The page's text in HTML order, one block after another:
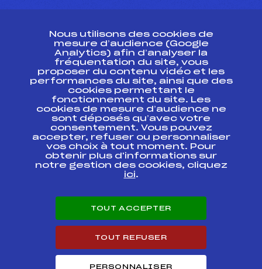
Ressources
Pass’Neige
Projet sportif fédéral
Projet de performance fédéral
Antidopage
Pôle Développement, Formation, Suivi
Scientifique
Listes ministérielles
Pôle vie de l’athlète
Enseignement professionnel
Carrières
Nous utilisons des cookies de
mesure d’audience (Google
Analytics) afin d’analyser la
fréquentation du site, vous
proposer du contenu vidéo et les
performances du site, ainsi que des
cookies permettant le
fonctionnement du site. Les
cookies de mesure d’audience ne
sont déposés qu’avec votre
consentement. Vous pouvez
accepter, refuser ou personnaliser
vos choix à tout moment. Pour
obtenir plus d'informations sur
notre gestion des cookies, cliquez
ici.
TOUT ACCEPTER
TOUT REFUSER
PERSONNALISER